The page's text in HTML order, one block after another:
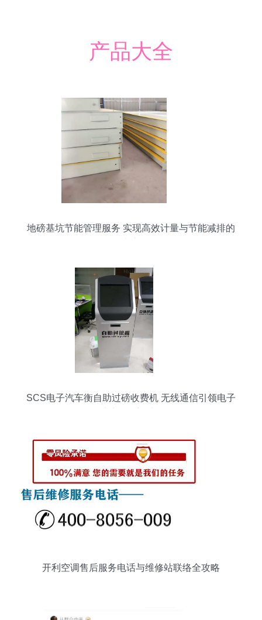
产品大全
地磅基坑节能管理服务 实现高效计量与节能减排的
SCS电子汽车衡自助过磅收费机 无线通信引领电子
开利空调售后服务电话与维修站联络全攻略